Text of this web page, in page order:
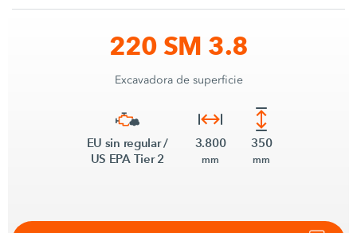
220 SM 3.8
Excavadora de superficie
EU sin regular /
US EPA Tier 2
3.800
mm
350
mm